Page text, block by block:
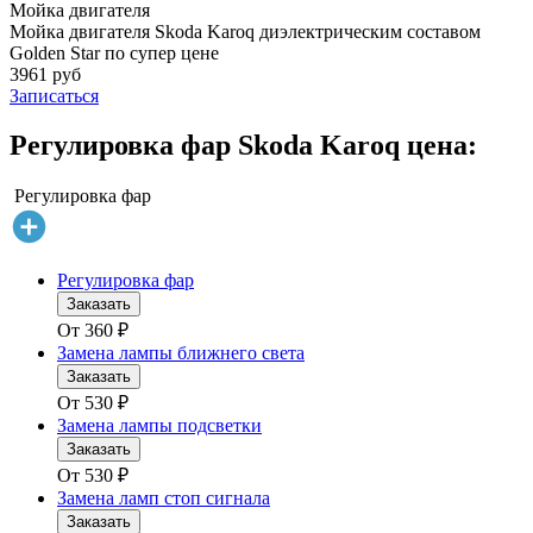
Мойка двигателя
Мойка двигателя Skoda Karoq диэлектрическим составом
Golden Star по супер цене
3961 руб
Записаться
Регулировка фар Skoda Karoq цена:
Регулировка фар
Регулировка фар
Заказать
От 360 ₽
Замена лампы ближнего света
Заказать
От 530 ₽
Замена лампы подсветки
Заказать
От 530 ₽
Замена ламп стоп сигнала
Заказать